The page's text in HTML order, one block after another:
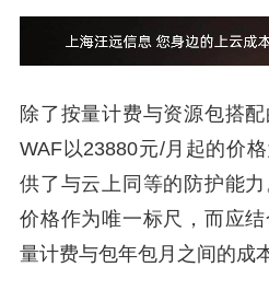
除了按量计费与资源包搭
WAF以23880元/月起的价
供了与云上同等的防护能
价格作为唯一标尺，而应
量计费与包年包月之间的成